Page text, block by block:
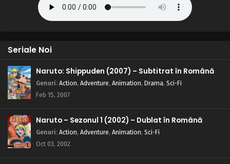
Seriale Noi
Naruto: Shippuden (2007) – Subtitrat în Română
Genuri: Action, Adventure, Animation, Drama, Sci-Fi
Feb 15, 2007
Naruto – Sezonul 1 (2002) – Dublat în Română
Genuri: Action, Adventure, Animation, Sci-Fi
Oct 03, 2002